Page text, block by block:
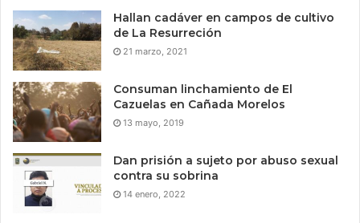
Hallan cadáver en campos de cultivo
de La Resurreción
21 marzo, 2021
Consuman linchamiento de El
Cazuelas en Cañada Morelos
13 mayo, 2019
Dan prisión a sujeto por abuso sexual
contra su sobrina
14 enero, 2022